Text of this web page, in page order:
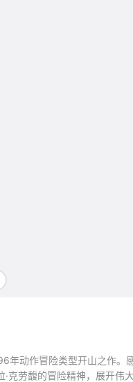
年动作冒险类型开山之作。
劳馥的冒险精神，展开伟